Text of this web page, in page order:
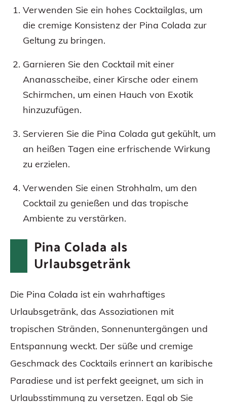
Verwenden Sie ein hohes Cocktailglas, um
die cremige Konsistenz der Pina Colada zur
Geltung zu bringen.
Garnieren Sie den Cocktail mit einer
Ananasscheibe, einer Kirsche oder einem
Schirmchen, um einen Hauch von Exotik
hinzuzufügen.
Servieren Sie die Pina Colada gut gekühlt, um
an heißen Tagen eine erfrischende Wirkung
zu erzielen.
Verwenden Sie einen Strohhalm, um den
Cocktail zu genießen und das tropische
Ambiente zu verstärken.
Pina Colada als
Urlaubsgetränk
Die Pina Colada ist ein wahrhaftiges
Urlaubsgetränk, das Assoziationen mit
tropischen Stränden, Sonnenuntergängen und
Entspannung weckt. Der süße und cremige
Geschmack des Cocktails erinnert an karibische
Paradiese und ist perfekt geeignet, um sich in
Urlaubsstimmung zu versetzen. Egal ob Sie